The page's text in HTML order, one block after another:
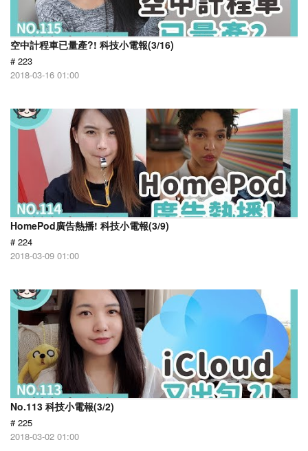
空中計程車已量產?! 科技小電報(3/16)
# 223
2018-03-16 01:00
HomePod廣告熱播! 科技小電報(3/9)
# 224
2018-03-09 01:00
No.113 科技小電報(3/2)
# 225
2018-03-02 01:00